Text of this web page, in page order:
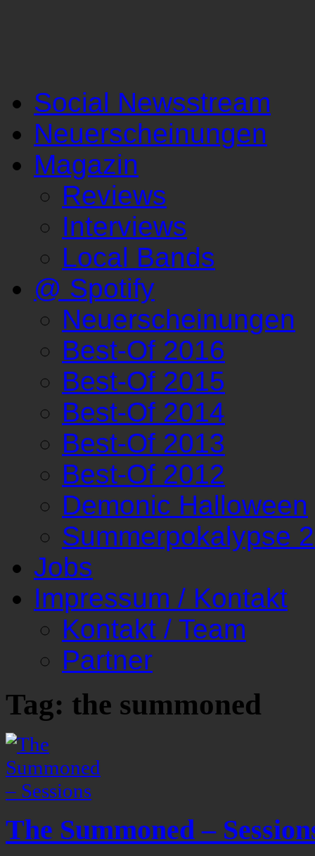
Social Newsstream
Neuerscheinungen
Magazin
Reviews
Interviews
Local Bands
@ Spotify
Neuerscheinungen
Best-Of 2016
Best-Of 2015
Best-Of 2014
Best-Of 2013
Best-Of 2012
Demonic Halloween
Summerpokalypse
Jobs
Impressum / Kontakt
Kontakt / Team
Partner
Tag: the summoned
The Summoned –